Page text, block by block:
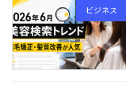
ビジネス